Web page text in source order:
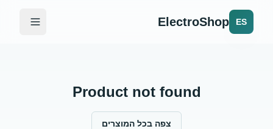
ES
ElectroShop
Product not found
צפה בכל המוצרים